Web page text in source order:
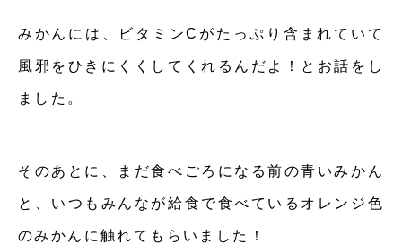
みかんには、ビタミンCがたっぷり含まれていて
風邪をひきにくくしてくれるんだよ！とお話をし
ました。
そのあとに、まだ食べごろになる前の青いみかん
と、いつもみんなが給食で食べているオレンジ色
のみかんに触れてもらいました！